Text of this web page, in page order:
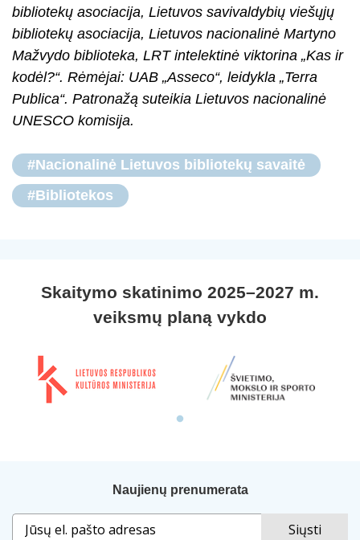
bibliotekų asociacija, Lietuvos savivaldybių viešųjų
bibliotekų asociacija, Lietuvos nacionalinė Martyno
Mažvydo biblioteka, LRT intelektinė viktorina „Kas ir
kodėl?“. Rėmėjai: UAB „Asseco“, leidykla „Terra
Publica“. Patronažą suteikia Lietuvos nacionalinė
UNESCO komisija.
#Nacionalinė Lietuvos bibliotekų savaitė
#Bibliotekos
Skaitymo skatinimo 2025–2027 m.
veiksmų planą vykdo
Naujienų prenumerata